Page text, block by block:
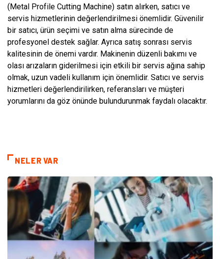
(Metal Profile Cutting Machine) satın alırken, satıcı ve
servis hizmetlerinin değerlendirilmesi önemlidir. Güvenilir
bir satıcı, ürün seçimi ve satın alma sürecinde de
profesyonel destek sağlar. Ayrıca satış sonrası servis
kalitesinin de önemi vardır. Makinenin düzenli bakımı ve
olası arızaların giderilmesi için etkili bir servis ağına sahip
olmak, uzun vadeli kullanım için önemlidir. Satıcı ve servis
hizmetleri değerlendirilirken, referansları ve müşteri
yorumlarını da göz önünde bulundurunmak faydalı olacaktır.
NELER VAR